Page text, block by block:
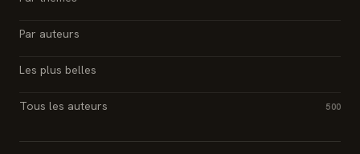
Par auteurs
Les plus belles
Tous les auteurs 500